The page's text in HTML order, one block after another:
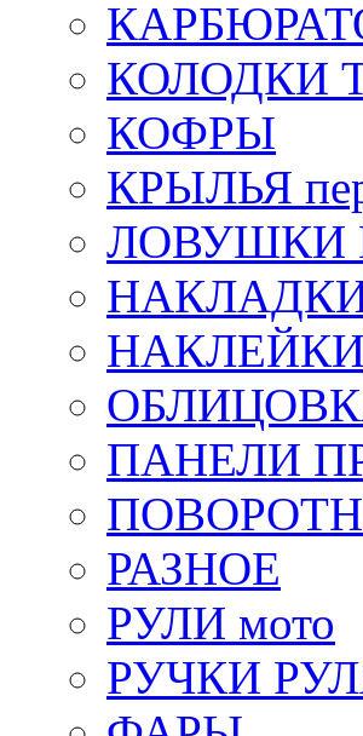
КОЛОДКИ
КОФРЫ
КРЫЛЬЯ
ЛОВУШКИ
НАКЛЕЙКИ
ПАНЕЛИ
РАЗНОЕ
РУЛИ мото
РУЧКИ